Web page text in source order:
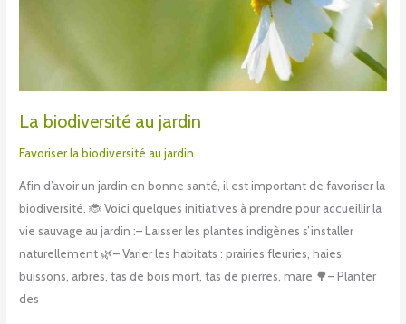
La biodiversité au jardin
Favoriser la biodiversité au jardin
Afin d’avoir un jardin en bonne santé, il est important de favoriser la
biodiversité. 🐞 Voici quelques initiatives à prendre pour accueillir la
vie sauvage au jardin :– Laisser les plantes indigènes s’installer
naturellement 🌿– Varier les habitats : prairies fleuries, haies,
buissons, arbres, tas de bois mort, tas de pierres, mare 🌳– Planter
des